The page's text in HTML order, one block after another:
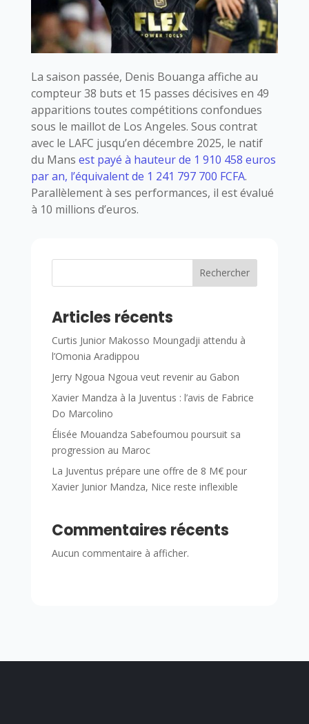
La saison passée, Denis Bouanga affiche au
compteur 38 buts et 15 passes décisives en 49
apparitions toutes compétitions confondues
sous le maillot de Los Angeles. Sous contrat
avec le LAFC jusqu’en décembre 2025, le natif
du Mans est payé à hauteur de 1 910 458 euros
par an, l’équivalent de 1 241 797 700 FCFA.
Parallèlement à ses performances, il est évalué
à 10 millions d’euros.
Rechercher
Articles récents
Curtis Junior Makosso Moungadji attendu à
l’Omonia Aradippou
Jerry Ngoua Ngoua veut revenir au Gabon
Xavier Mandza à la Juventus : l’avis de Fabrice
Do Marcolino
Élisée Mouandza Sabefoumou poursuit sa
progression au Maroc
La Juventus prépare une offre de 8 M€ pour
Xavier Junior Mandza, Nice reste inflexible
Commentaires récents
Aucun commentaire à afficher.